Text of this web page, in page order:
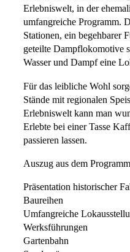
Erlebniswelt, in der
umfangreiche Programm.
Stationen, ein begehbarer
geteilte Dampflokomotive
Wasser und Dampf eine
Für das leibliche Wohl
Stände mit regionalen
Erlebniswelt kann man
Erlebte bei einer Tasse
passieren lassen.
Auszug aus dem
Präsentation historischer
Baureihen
Umfangreiche
Werksführungen
Gartenbahn